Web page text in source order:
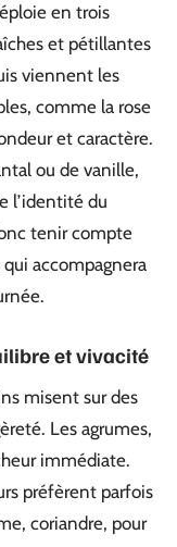
en trois
et pétillantes
viennent les
comme la rose
et caractère.
ou de vanille,
l’identité du
tenir compte
accompagnera
et vivacité
misent sur des
Les agrumes,
immédiate.
préfèrent parfois
coriandre, pour